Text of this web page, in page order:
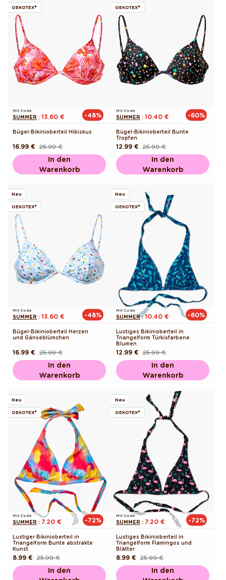
OEKOTEX®
Mit Code
SUMMER : 13.60 € -48%
Bügel-Bikinioberteil Hibiskus
Normaler
Preis
25.99 €
Verkaufspreis
16.99 €
In den
Warenkorb
OEKOTEX®
Mit Code
SUMMER : 10.40 € -60%
Bügel-Bikinioberteil Bunte
Tropfen
Normaler
Preis
25.99 €
Verkaufspreis
12.99 €
In den
Warenkorb
Neu
OEKOTEX®
Mit Code
SUMMER : 13.60 € -48%
Bügel-Bikinioberteil Herzen
und Gänseblümchen
Normaler
Preis
25.99 €
Verkaufspreis
16.99 €
In den
Warenkorb
Neu
OEKOTEX®
Mit Code
SUMMER:10.40 € -60%
Lustiges Bikinioberteil in
Triangelform Türkisfarbene
Blumen
Normaler
Preis
25.99 €
Verkaufspreis
12.99 €
In den
Warenkorb
Neu
OEKOTEX®
Mit Code
SUMMER : 7.20 € -72%
Lustiger Bikinioberteil in
Triangelform Bunte abstrakte
Kunst
Normaler
Preis
25.99 €
Verkaufspreis
8.99 €
In den
Neu
OEKOTEX®
Mit Code
SUMMER : 7.20 € -72%
Lustiges Bikinioberteil in
Triangelform Flamingos und
Blätter
Normaler
Preis
25.99 €
Verkaufspreis
8.99 €
In den